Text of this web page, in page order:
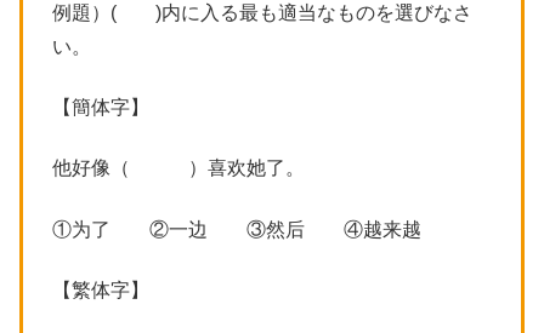
例題）( )内に入る最も適当なものを選びなさ
い。
【簡体字】
他好像（ ）喜欢她了。
①为了 ②一边 ③然后 ④越来越
【繁体字】